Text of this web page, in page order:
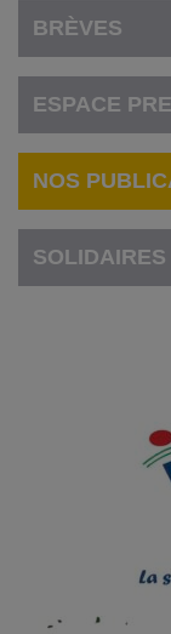
BRÈVES
ESPACE
NOS
SOLIDAIRES